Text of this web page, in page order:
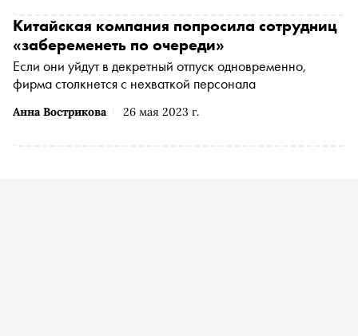
Анна Вострикова 26 мая 2023 г.
Китайская компания попросила сотрудниц
«забеременеть по очереди»
Если они уйдут в декретный отпуск одновременно,
фирма столкнется с нехваткой персонала